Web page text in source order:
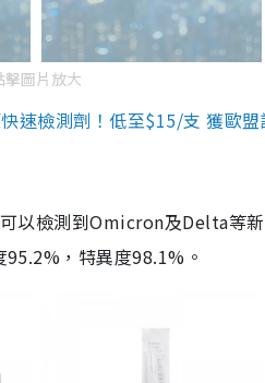
擊圖片放大
速檢測劑！低至$15/支 獲歐
以檢測到Omicron及Delta等
，特異度98.1%。